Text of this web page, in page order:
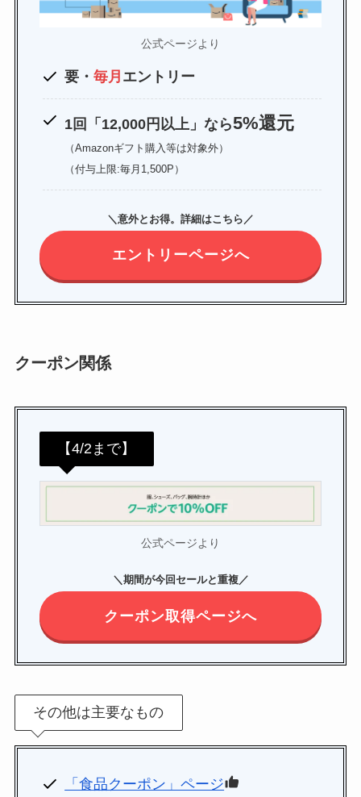
公式ページより
要・毎月 エントリー
1回「12,000円以上」なら5%還元
（Amazonギフト購入等は対象外）
（付与上限:毎月1,500P）
＼意外とお得。詳細はこちら／
エントリーページへ
クーポン関係
【4/2まで】
公式ページより
＼ 期間が今回セールと重複／
クーポン取得ページへ
その他は主要なもの
「食品クーポン」ページ